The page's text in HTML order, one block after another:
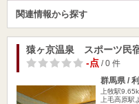
関連情報から探す
猿ヶ京温泉 スポーツ民
-点/ 0 件
群馬県 /
上牧駅
上毛高原駅